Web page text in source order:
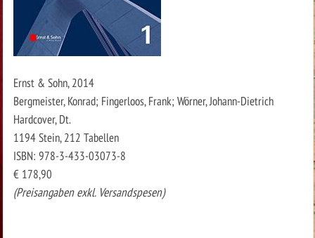
Ernst & Sohn, 2014
Bergmeister, Konrad; Fingerloos, Frank; Wörner, Johann-Dietrich
Hardcover, Dt.
1194 Stein, 212 Tabellen
ISBN: 978-3-433-03073-8
€ 178,90
(Preisangaben exkl. Versandspesen)